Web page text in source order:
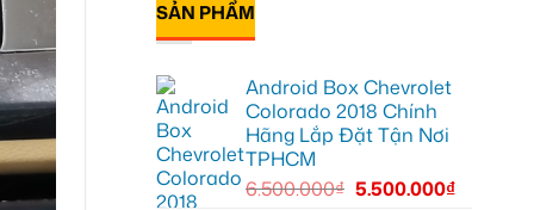
uy
tín
cho
Honda
CR-
Quận
12
luận
ở
Chị
Android
box
Geely
EX2
tại
Quận
SẢN PHẨM
Android Box Chevrolet
Colorado 2018 Chính
Hãng Lắp Đặt Tận Nơi
TPHCM
6.500.000₫ 5.500.000₫